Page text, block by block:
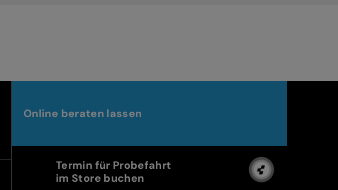
Online beraten lassen
Termin für Probefahrt
im Store buchen